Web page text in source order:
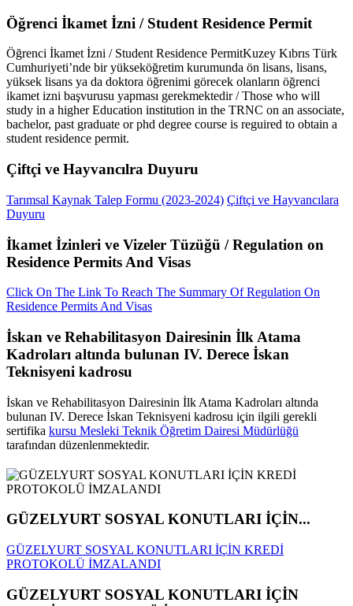
Öğrenci İkamet İzni / Student Residence Permit
Öğrenci İkamet İzni / Student Residence PermitKuzey Kıbrıs Türk
Cumhuriyeti’nde bir yükseköğretim kurumunda ön lisans, lisans,
yüksek lisans ya da doktora öğrenimi görecek olanların öğrenci
ikamet izni başvurusu yapması gerekmektedir / Those who will
study in a higher Education institution in the TRNC on an associate,
bachelor, past graduate or phd degree course is reguired to obtain a
student residence permit.
Çiftçi ve Hayvancılra Duyuru
Tarımsal Kaynak Talep Formu (2023-2024) Çiftçi ve Hayvancılara
Duyuru
İkamet İzinleri ve Vizeler Tüzüğü / Regulation on
Residence Permits And Visas
Click On The Link To Reach The Summary Of Regulation On
Residence Permits And Visas
İskan ve Rehabilitasyon Dairesinin İlk Atama
Kadroları altında bulunan IV. Derece İskan
Teknisyeni kadrosu
İskan ve Rehabilitasyon Dairesinin İlk Atama Kadroları altında
bulunan IV. Derece İskan Teknisyeni kadrosu için ilgili gerekli
sertifika kursu Mesleki Teknik Öğretim Dairesi Müdürlüğü
tarafından düzenlenmektedir.
GÜZELYURT SOSYAL KONUTLARI İÇİN...
GÜZELYURT SOSYAL KONUTLARI İÇİN KREDİ
PROTOKOLÜ İMZALANDI
GÜZELYURT SOSYAL KONUTLARI İÇİN